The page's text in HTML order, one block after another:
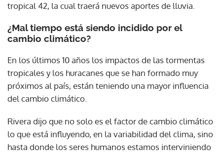
tropical 42, la cual traerá nuevos aportes de lluvia.
¿Mal tiempo está siendo incidido por el
cambio climático?
En los últimos 10 años los impactos de las tormentas
tropicales y los huracanes que se han formado muy
próximos al país, están teniendo una mayor influencia
del cambio climático.
Rivera dijo que no solo es el factor de cambio climático
lo que está influyendo, en la variabilidad del clima, sino
hasta donde los seres humanos estamos interviniendo